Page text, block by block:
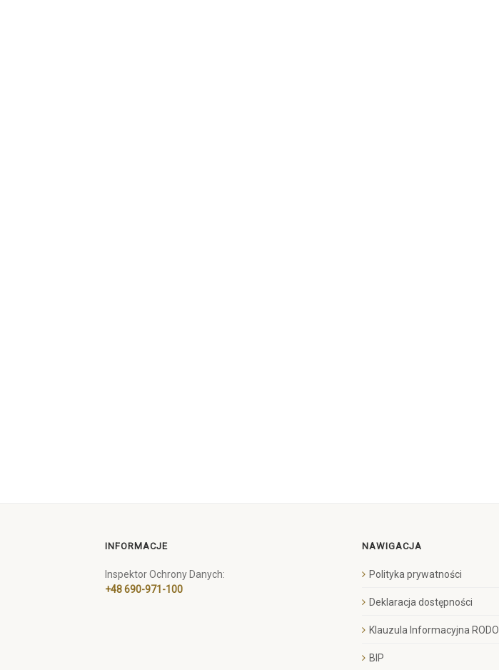
INFORMACJE
Inspektor Ochrony Danych:
+48 690-971-100
NAWIGACJA
Polityka prywatności
Deklaracja dostępności
Klauzula Informacyjna RODO
BIP